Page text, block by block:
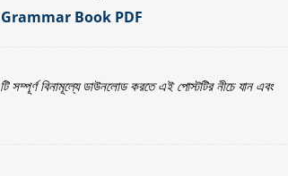
Book PDF
টি সম্পূর্ণ বিনামূল্যে ডাউনলোড করতে এই পোস্টটির নীচে যান এবং